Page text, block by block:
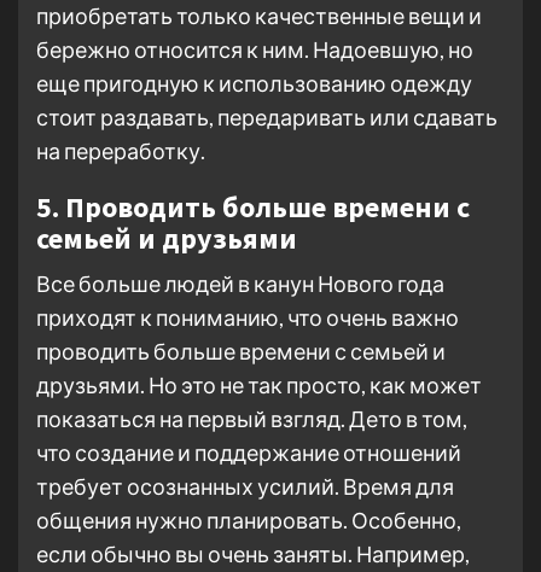
приобретать только качественные вещи и
бережно относится к ним. Надоевшую, но
еще пригодную к использованию одежду
стоит раздавать, передаривать или сдавать
на переработку.
5. Проводить больше времени с
семьей и друзьями
Все больше людей в канун Нового года
приходят к пониманию, что очень важно
проводить больше времени с семьей и
друзьями. Но это не так просто, как может
показаться на первый взгляд. Дето в том,
что создание и поддержание отношений
требует осознанных усилий. Время для
общения нужно планировать. Особенно,
если обычно вы очень заняты. Например,